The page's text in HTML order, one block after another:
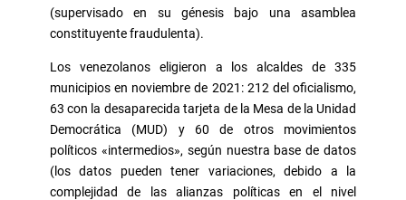
(supervisado en su génesis bajo una asamblea
constituyente fraudulenta).
Los venezolanos eligieron a los alcaldes de 335
municipios en noviembre de 2021: 212 del oficialismo,
63 con la desaparecida tarjeta de la Mesa de la Unidad
Democrática (MUD) y 60 de otros movimientos
políticos «intermedios», según nuestra base de datos
(los datos pueden tener variaciones, debido a la
complejidad de las alianzas políticas en el nivel